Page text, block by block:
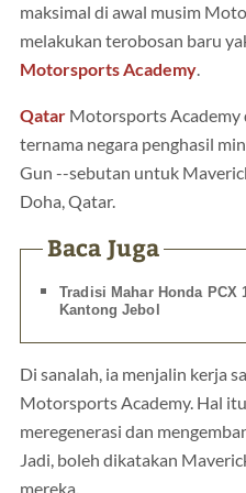
maksimal di awal musim
melakukan terobosan baru
Motorsports Academy.
Qatar Motorsports Academy
ternama negara penghasil
Gun --sebutan untuk
Doha, Qatar.
Baca Juga
Tradisi Mahar Honda PCX
Kantong Jebol
Di sanalah, ia menjalin kerja
Motorsports Academy. Hal
meregenerasi dan
Jadi, boleh dikatakan
mereka.